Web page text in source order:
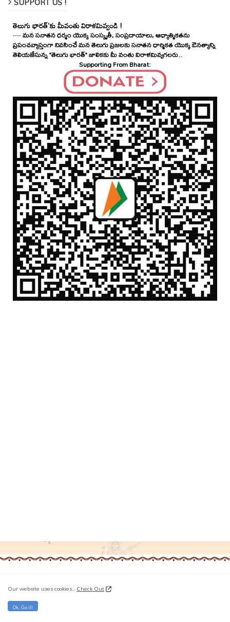
తెలుగు భారత్'కు మీవంతు విరాళమివ్వండి !
----మన సనాతన ధర్మం యొక్క సంస్కృతీ, సంప్రదాయాలు, ఆధ్యాత్మికతను
ప్రపంచవ్యాప్తంగా నివసించే మన తెలుగు ప్రజలకు సనాతన ధార్మికత యొక్క ఔనత్యాన్ని
తెలియజేసున్న "తెలుగు భారత్" జాలికకు మీ వంతు విరాళమివ్వగలరు..
Supporting From Bharat:
Author & Developer!
Our website uses cookies..Check Out
Ok, Go it!